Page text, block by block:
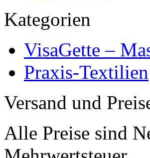
Kategorien
VisaGette –
Praxis-Textilien
Versand und
Alle Preise sind